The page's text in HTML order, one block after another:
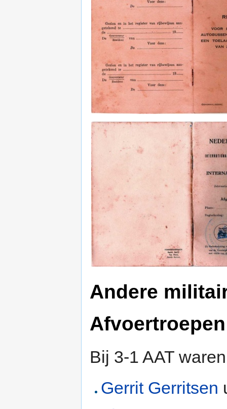
Andere
Afvoertroepen
Bij 3-1 AAT
Gerrit Gerritsen